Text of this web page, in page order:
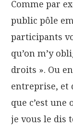
Comme par
public pôle
participants
qu’on m’y
droits ». Ou
entreprise, et
que c’est
je vous le dis